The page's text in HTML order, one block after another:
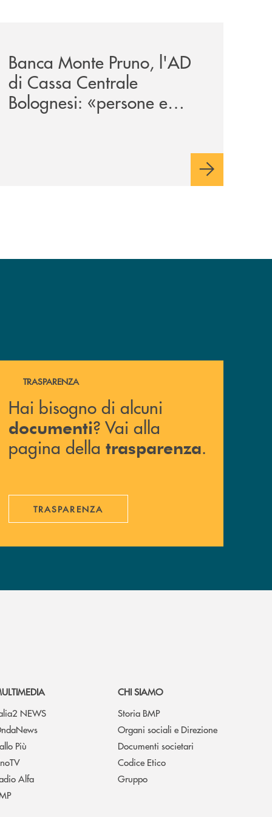
Banca Monte Pruno, l'AD
di Cassa Centrale
Bolognesi: «persone e
territori al centro del
Hai bisogno di alcuni documenti ? Vai alla pagina della
TRASPARENZA
Hai bisogno di alcuni
documenti? Vai alla
pagina della trasparenza.
TRASPARENZA
NEWS
Più
Alfa
CHI SIAMO
Storia BMP
Organi sociali e Direzione
Documenti societari
Codice Etico
Gruppo